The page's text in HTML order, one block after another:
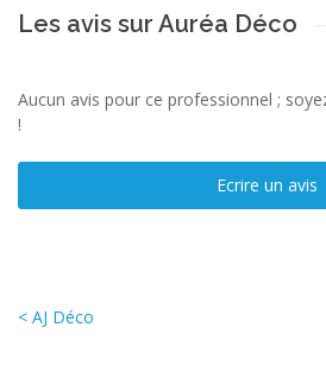
Les avis sur Auréa Déco
Aucun avis pour ce professionnel ;
!
Ecrire un avis
< AJ Déco